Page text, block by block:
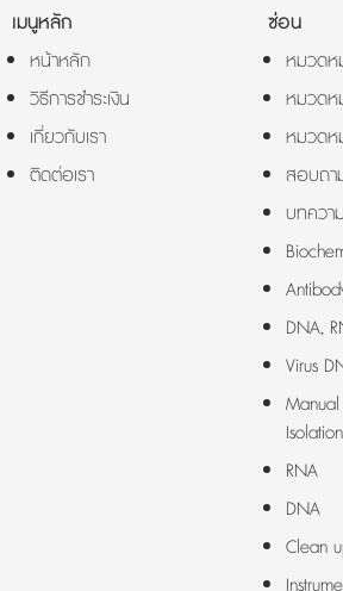
เมนูหลัก
หน้าหลัก
วิธีการชำระเงิน
เกี่ยวกับเรา
ติดต่อเรา
ซ่อน
หมวดห
หมวดห
หมวดห
สอบถา
บทควา
DNA,
Virus
Isolation
RNA
DNA
Clean